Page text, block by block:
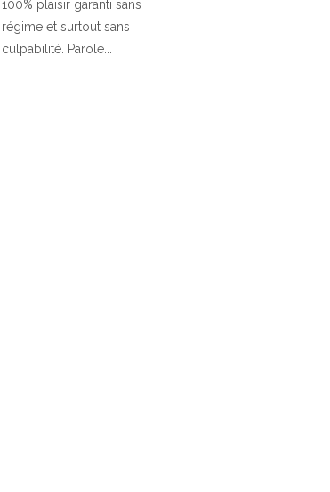
100% plaisir garanti sans
régime et surtout sans
culpabilité. Parole...